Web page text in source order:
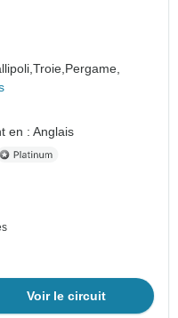
Troie,Pergame,
en : Anglais
Voir le circuit